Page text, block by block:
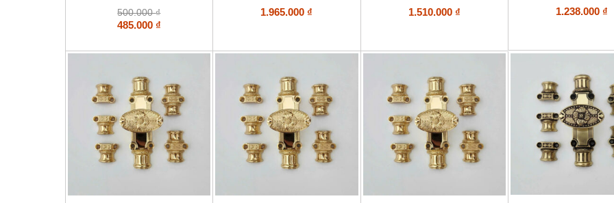
500.000₫
485.000 ₫
1.965.000 ₫ 1.510.000 ₫ 1.238.000 ₫